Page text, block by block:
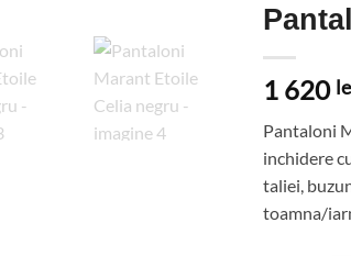
1 620
Pantaloni
inchidere
taliei,
toamna/